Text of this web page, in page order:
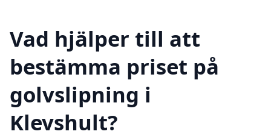
Vad hjälper till att
bestämma priset på
golvslipning i
Klevshult?